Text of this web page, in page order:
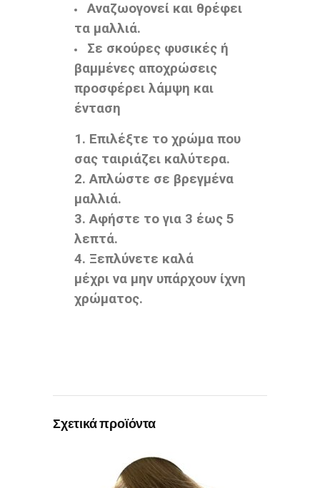
Αναζωογονεί και θρέφει
τα μαλλιά.
Σε σκούρες φυσικές ή
βαμμένες αποχρώσεις
προσφέρει λάμψη και
ένταση
1. Επιλέξτε το χρώμα που
σας ταιριάζει καλύτερα.
2. Απλώστε σε βρεγμένα
μαλλιά.
3. Αφήστε το για 3 έως 5
λεπτά.
4. Ξεπλύνετε καλά
μέχρι να μην υπάρχουν ίχνη
χρώματος.
Σχετικά προϊόντα